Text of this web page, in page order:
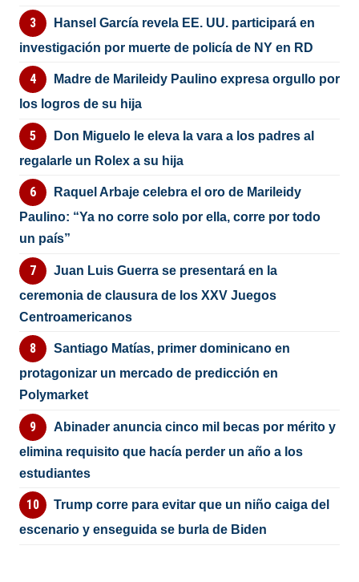
Hansel García revela EE. UU. participará en
investigación por muerte de policía de NY en RD
Madre de Marileidy Paulino expresa orgullo por
los logros de su hija
Don Miguelo le eleva la vara a los padres al
regalarle un Rolex a su hija
Raquel Arbaje celebra el oro de Marileidy
Paulino: “Ya no corre solo por ella, corre por todo
un país”
Juan Luis Guerra se presentará en la
ceremonia de clausura de los XXV Juegos
Centroamericanos
Santiago Matías, primer dominicano en
protagonizar un mercado de predicción en
Polymarket
Abinader anuncia cinco mil becas por mérito y
elimina requisito que hacía perder un año a los
estudiantes
Trump corre para evitar que un niño caiga del
escenario y enseguida se burla de Biden